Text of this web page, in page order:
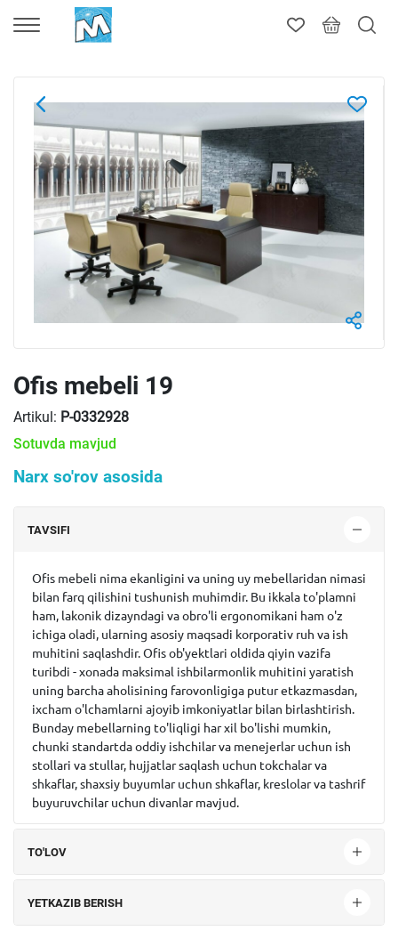
Ofis mebeli 19
Artikul: P-0332928
Sotuvda mavjud
Narx so'rov asosida
TAVSIFI
Ofis mebeli nima ekanligini va uning uy mebellaridan nimasi
bilan farq qilishini tushunish muhimdir. Bu ikkala to'plamni
ham, lakonik dizayndagi va obro'li ergonomikani ham o'z
ichiga oladi, ularning asosiy maqsadi korporativ ruh va ish
muhitini saqlashdir. Ofis ob'yektlari oldida qiyin vazifa
turibdi - xonada maksimal ishbilarmonlik muhitini yaratish
uning barcha aholisining farovonligiga putur etkazmasdan,
ixcham o'lchamlarni ajoyib imkoniyatlar bilan birlashtirish.
Bunday mebellarning to'liqligi har xil bo'lishi mumkin,
chunki standartda oddiy ishchilar va menejerlar uchun ish
stollari va stullar, hujjatlar saqlash uchun tokchalar va
shkaflar, shaxsiy buyumlar uchun shkaflar, kreslolar va tashrif
buyuruvchilar uchun divanlar mavjud.
TO'LOV
YETKAZIB BERISH